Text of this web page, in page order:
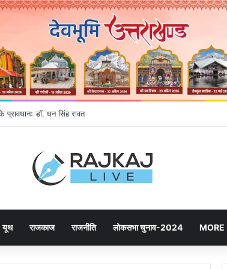
डाॅ. धन सिंह रावत
यूथ राजकाज राजनीति लोकसभा चुनाव-2024 MORE